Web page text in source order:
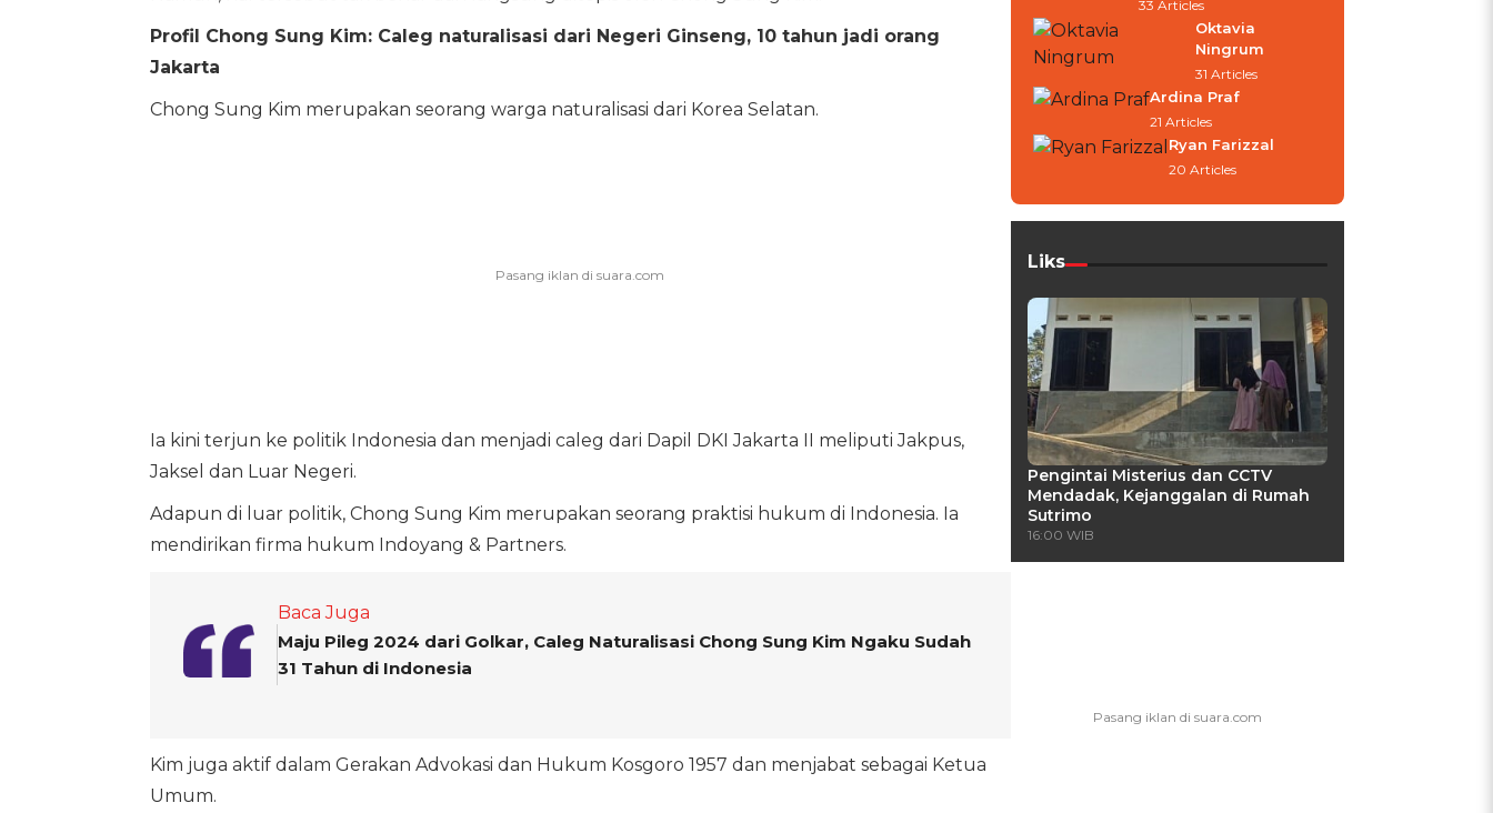
Profil Chong Sung Kim: Caleg naturalisasi dari Negeri Ginseng, 10 tahun jadi orang
Jakarta
Chong Sung Kim merupakan seorang warga naturalisasi dari Korea Selatan.
Ia kini terjun ke politik Indonesia dan menjadi caleg dari Dapil DKI Jakarta II meliputi Jakpus,
Jaksel dan Luar Negeri.
Adapun di luar politik, Chong Sung Kim merupakan seorang praktisi hukum di Indonesia. Ia
mendirikan firma hukum Indoyang & Partners.
Baca Juga
Maju Pileg 2024 dari Golkar, Caleg Naturalisasi Chong Sung Kim Ngaku Sudah
31 Tahun di Indonesia
Kim juga aktif dalam Gerakan Advokasi dan Hukum Kosgoro 1957 dan menjabat sebagai Ketua
Umum.
33 Articles
Oktavia
Ningrum
31 Articles
Ardina Praf
21 Articles
Ryan Farizzal
20 Articles
Liks
Pengintai Misterius dan CCTV
Mendadak, Kejanggalan di Rumah
Sutrimo
16:00 WIB